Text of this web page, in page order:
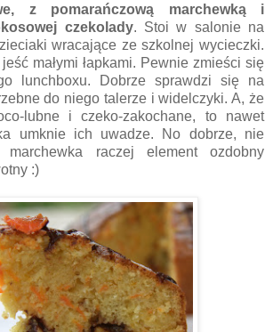
z pomarańczową marchewką i
czekolady. Stoi w salonie na
wracające ze szkolnej wycieczki.
małymi łapkami. Pewnie zmieści się
lunchboxu. Dobrze sprawdzi się na
do niego talerze i widelczyki. A, że
lubne i czeko-zakochane, to nawet
umknie ich uwadze. No dobrze, nie
marchewka raczej element ozdobny
:)